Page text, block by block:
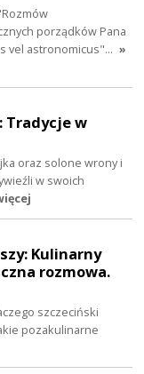
porządków Pana
vel astronomicus"… »
Tradycje w
oraz solone wrony i
w swoich
Kulinarny
rozmowa.
szczeciński
pozakulinarne